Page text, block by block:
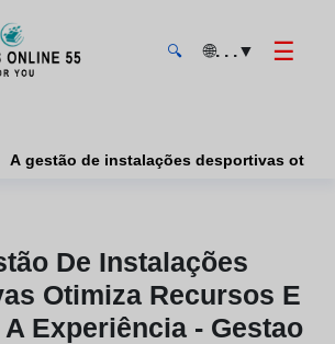
🔍 🌐. . .▼ ☰
A gestão de instalações desportivas
De Instalações
Otimiza Recursos E
Experiência - Gestao